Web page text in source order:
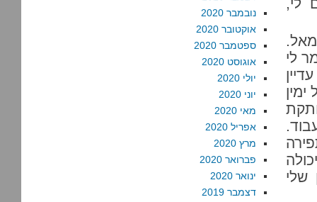
לי
שלי
נובמבר 2020
אוקטובר 2020
ספטמבר 2020
אוגוסט 2020
יולי 2020
יוני 2020
מאי 2020
אפריל 2020
מרץ 2020
פברואר 2020
ינואר 2020
דצמבר 2019